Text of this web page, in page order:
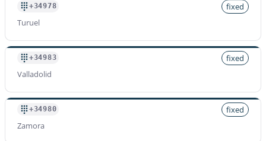
+34978
fixed
Turuel
+34983
fixed
Valladolid
+34980
fixed
Zamora